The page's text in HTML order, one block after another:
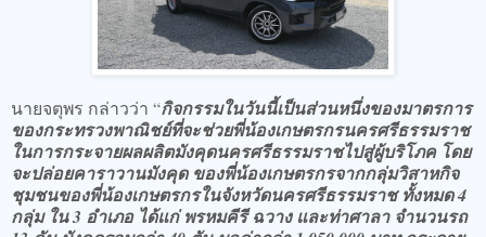
นายจตุพร กล่าวว่า “กิจกรรมในวันนี้เป็นส่วนหนึ่งของมาตรการ
ของกระทรวงพาณิชย์ที่จะช่วยพี่น้องเกษตรกรนครศรีธรรมราช
ในการกระจายผลผลิตมังคุดนครศรีธรรมราชไปสู่ผู้บริโภค โดย
จะปล่อยคาราวานมังคุด ของพี่น้องเกษตรกรจากกลุ่มวิสาหกิจ
ชุมชนของพี่น้องเกษตรกรในจังหวัดนครศรีธรรมราช ทั้งหมด 4
กลุ่ม ใน 3 อำเภอ ได้แก่ พรหมคีรี ฉวาง และท่าศาลา จำนวนรถ